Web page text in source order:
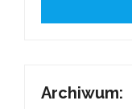
Archiwum: